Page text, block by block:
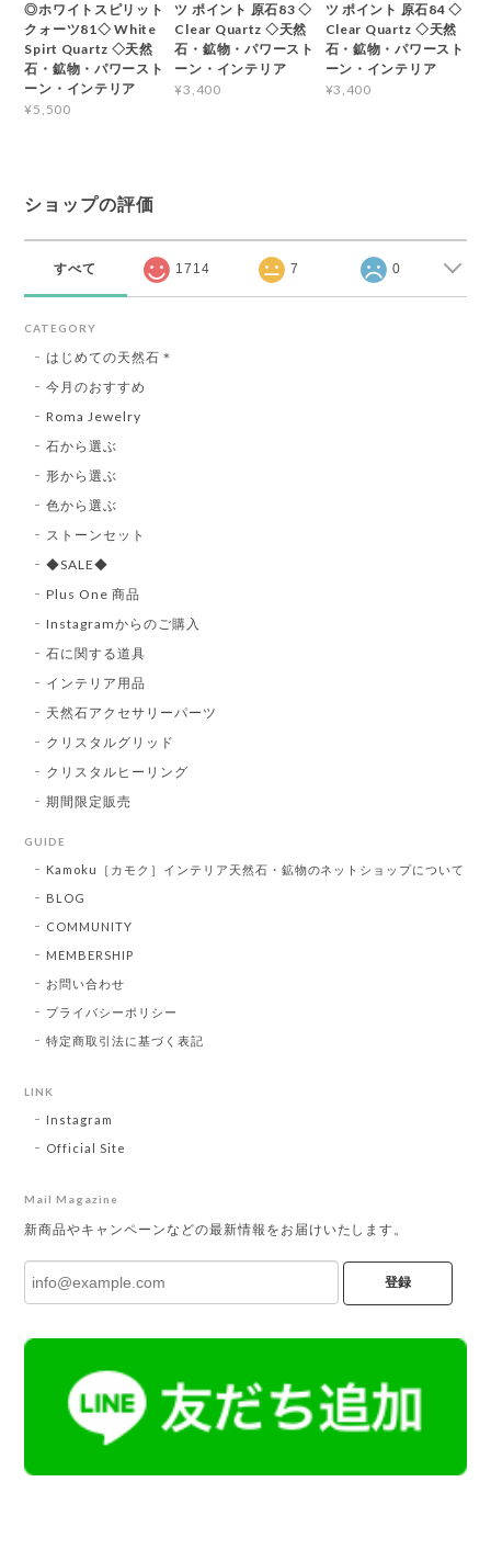
◎ホワイトスピリット
クォーツ81◇ White
Spirt Quartz ◇天然
石・鉱物・パワースト
ーン・インテリア
¥5,500
ツ ポイント 原石83 ◇
Clear Quartz ◇天然
石・鉱物・パワースト
ーン・インテリア
¥3,400
ツ ポイント 原石84 ◇
Clear Quartz ◇天然
石・鉱物・パワースト
ーン・インテリア
¥3,400
ショップの評価
すべて 1714 7 0
CATEGORY
はじめての天然石＊
今月のおすすめ
Roma Jewelry
石から選ぶ
形から選ぶ
色から選ぶ
ストーンセット
◆SALE◆
Plus One 商品
Instagramからのご購入
石に関する道具
インテリア用品
天然石アクセサリーパーツ
クリスタルグリッド
クリスタルヒーリング
期間限定販売
GUIDE
Kamoku［カモク］インテリア天然石・鉱物のネットショップについて
BLOG
COMMUNITY
MEMBERSHIP
お問い合わせ
プライバシーポリシー
特定商取引法に基づく表記
LINK
Instagram
Official Site
Mail Magazine
新商品やキャンペーンなどの最新情報をお届けいたします。
登録